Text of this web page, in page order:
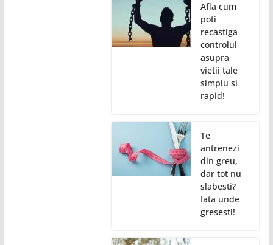
Afla cum
poti
recastiga
controlul
asupra
vietii tale
simplu si
rapid!
Te
antrenezi
din greu,
dar tot nu
slabesti?
Iata unde
gresesti!